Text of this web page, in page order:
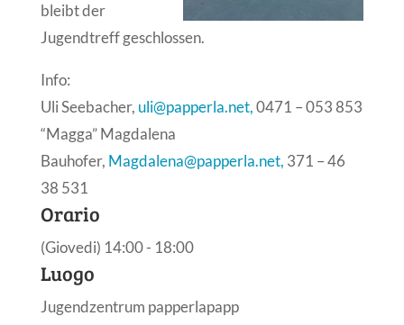
bleibt der
Jugendtreff geschlossen.
Info:
Uli Seebacher, uli@papperla.net,0471 – 053 853
“Magga” Magdalena
Bauhofer, Magdalena@papperla.net, 371 – 46
38 531
Orario
(Giovedi) 14:00 - 18:00
Luogo
Jugendzentrum papperlapapp